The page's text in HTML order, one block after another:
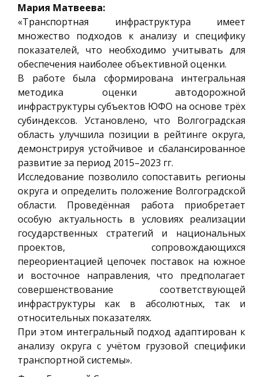
Мария Матвеева:
«Транспортная инфраструктура имеет
множество подходов к анализу и специфику
показателей, что необходимо учитывать для
обеспечения наиболее объективной оценки.
В работе была сформирована интегральная
методика оценки автодорожной
инфраструктуры субъектов ЮФО на основе трёх
субиндексов. Установлено, что Волгоградская
область улучшила позиции в рейтинге округа,
демонстрируя устойчивое и сбалансированное
развитие за период 2015–2023 гг.
Исследование позволило сопоставить регионы
округа и определить положение Волгоградской
области. Проведённая работа приобретает
особую актуальность в условиях реализации
государственных стратегий и национальных
проектов, сопровождающихся
переориентацией цепочек поставок на южное
и восточное направления, что предполагает
совершенствование соответствующей
инфраструктуры как в абсолютных, так и
относительных показателях.
При этом интегральный подход адаптирован к
анализу округа с учётом грузовой специфики
транспортной системы».